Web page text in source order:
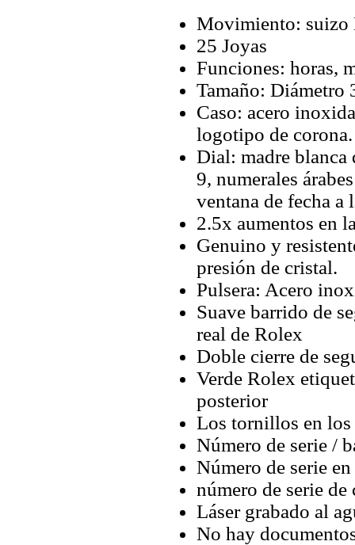
Movimiento: suizo
25 Joyas
Funciones: horas,
Tamaño: Diámetro
Caso: acero
logotipo de corona.
Dial: madre blanca
9, numerales
ventana de fecha a
2.5x aumentos en
Genuino y
presión de cristal.
Pulsera: Acero
Suave barrido de
real de Rolex
Doble cierre de
Verde Rolex
posterior
Los tornillos en los
Número de serie /
Número de serie
número de serie de
Láser grabado al
No hay